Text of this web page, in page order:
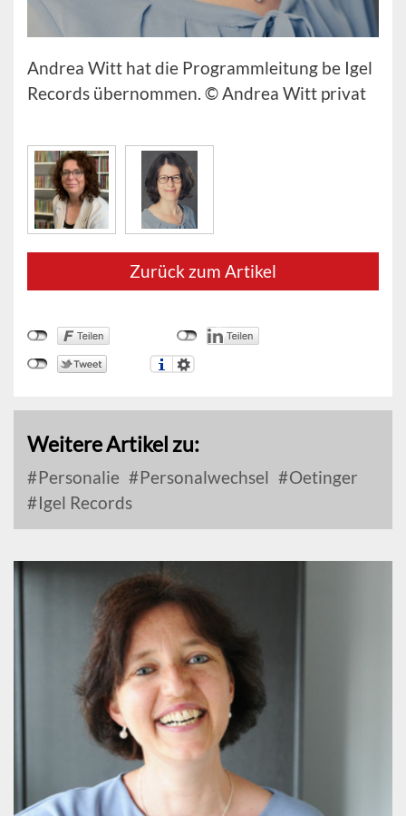
Andrea Witt hat die Programmleitung be Igel
Records übernommen. © Andrea Witt privat
Zurück zum Artikel
Weitere Artikel zu:
Personalie Personalwechsel
Oetinger
Igel Records